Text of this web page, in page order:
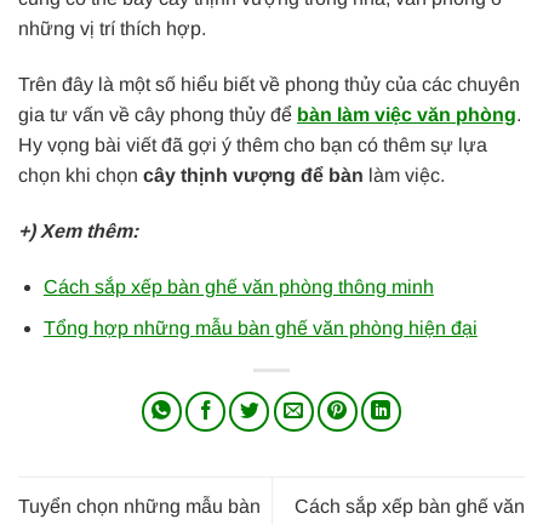
những vị trí thích hợp.
Trên đây là một số hiểu biết về phong thủy của các chuyên
gia tư vấn về cây phong thủy để bàn làm việc văn phòng.
Hy vọng bài viết đã gợi ý thêm cho bạn có thêm sự lựa
chọn khi chọn cây thịnh vượng để bàn làm việc.
+) Xem thêm:
Cách sắp xếp bàn ghế văn phòng thông minh
Tổng hợp những mẫu bàn ghế văn phòng hiện đại
Tuyển chọn những mẫu bàn
Cách sắp xếp bàn ghế văn